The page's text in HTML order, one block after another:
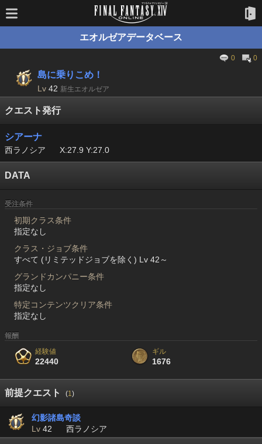
エオルゼアデータベース
0 0
島に乗りこめ！
Lv 42 新生エオルゼア
クエスト発行
シアーナ
西ラノシア X:27.9 Y:27.0
DATA
受注条件
初期クラス条件
指定なし
クラス・ジョブ条件
すべて (リミテッドジョブを除く) Lv 42～
グランドカンパニー条件
指定なし
特定コンテンツクリア条件
指定なし
報酬
経験値
22440
ギル
1676
前提クエスト (1)
幻影諸島奇談
Lv 42 西ラノシア